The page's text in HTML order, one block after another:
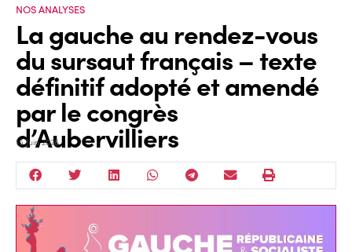
NOS ANALYSES
La gauche au rendez-vous
du sursaut français – texte
définitif adopté et amendé
par le congrès
d’Aubervilliers
15 Juin 2026